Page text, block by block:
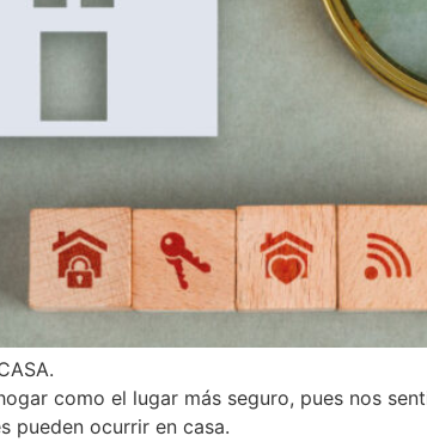
como el lugar más seguro, pues nos
pueden ocurrir en casa.